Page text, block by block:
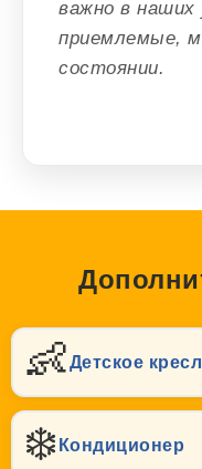
важно в наших
приемлемые,
состоянии.
👶Детское
❄️ Кондиционер